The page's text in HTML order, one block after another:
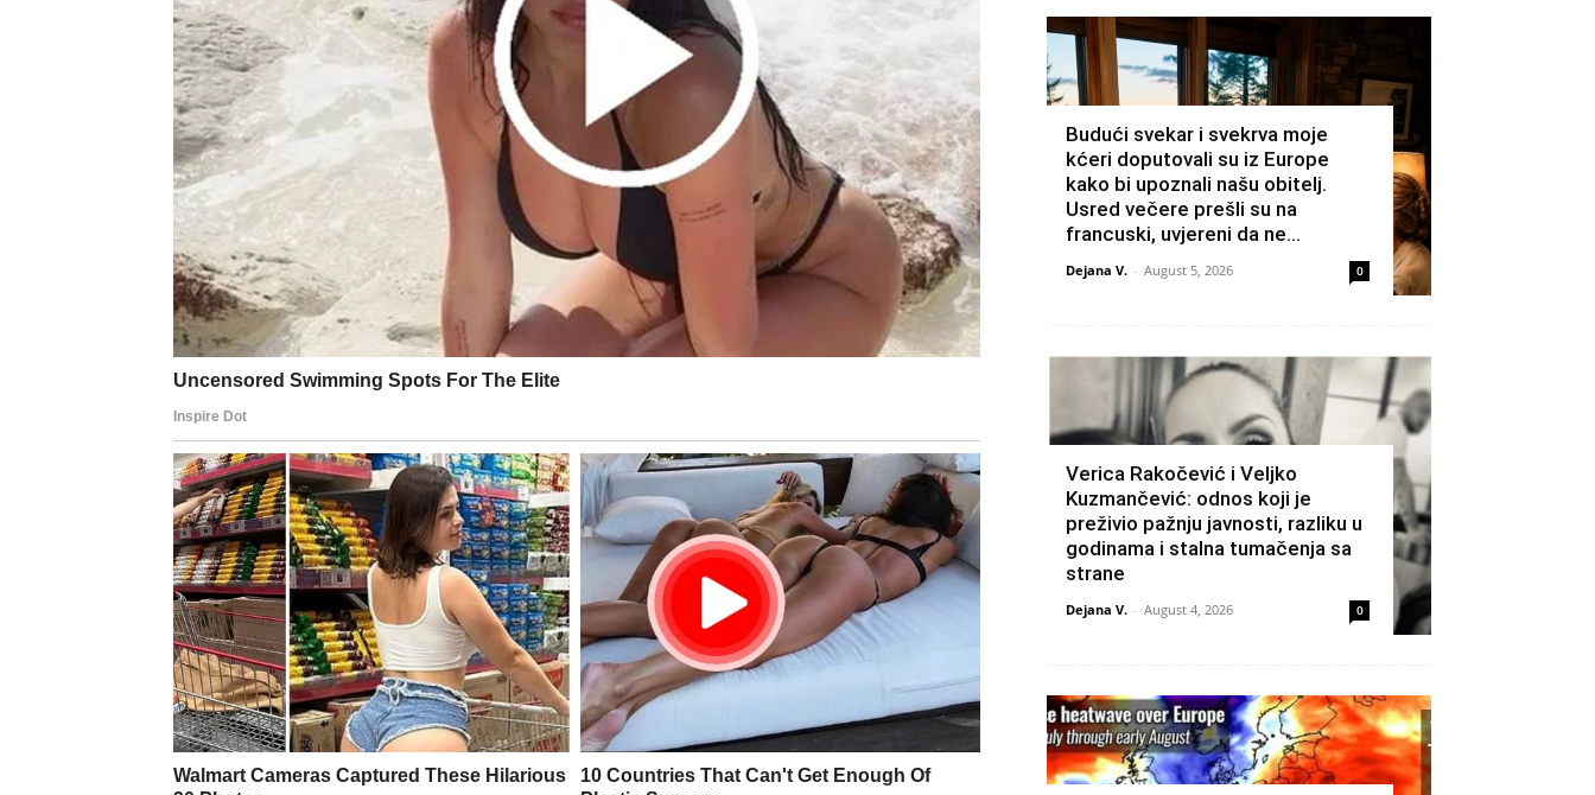
Budući svekar i svekrva moje
kćeri doputovali su iz Europe
kako bi upoznali našu obitelj.
Usred večere prešli su na
francuski, uvjereni da ne...
Dejana V. - August 5, 2026 0
Verica Rakočević i Veljko
Kuzmančević: odnos koji je
preživio pažnju javnosti, razliku u
godinama i stalna tumačenja sa
strane
Dejana V. - August 4, 2026 0